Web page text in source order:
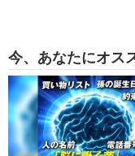
今、あなたにオス